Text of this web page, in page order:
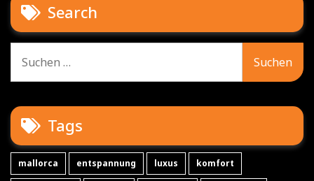
Search
nach:
Tags
mallorca entspannung luxus komfort